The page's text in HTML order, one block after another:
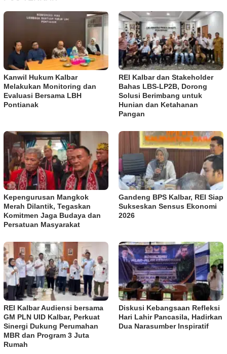
Kanwil Hukum Kalbar
Melakukan Monitoring dan
Evaluasi Bersama LBH
Pontianak
REI Kalbar dan Stakeholder
Bahas LBS-LP2B, Dorong
Solusi Berimbang untuk
Hunian dan Ketahanan
Pangan
Kepengurusan Mangkok
Merah Dilantik, Tegaskan
Komitmen Jaga Budaya dan
Persatuan Masyarakat
Gandeng BPS Kalbar, REI Siap
Sukseskan Sensus Ekonomi
2026
REI Kalbar Audiensi bersama
GM PLN UID Kalbar, Perkuat
Sinergi Dukung Perumahan
MBR dan Program 3 Juta
Rumah
Diskusi Kebangsaan Refleksi
Hari Lahir Pancasila, Hadirkan
Dua Narasumber Inspiratif